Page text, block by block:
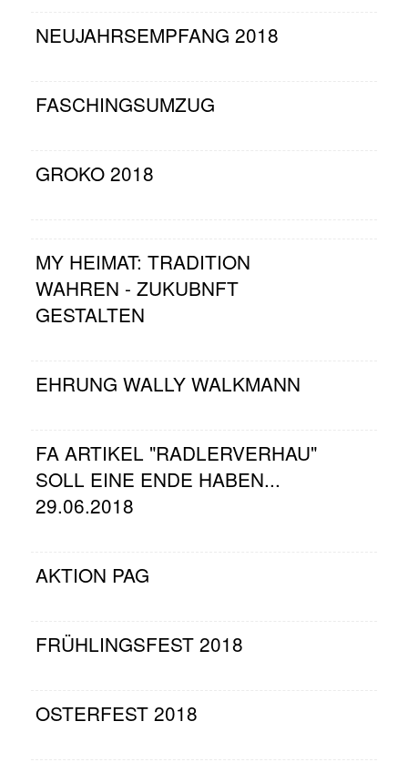
NEUJAHRSEMPFANG 2018
FASCHINGSUMZUG
GROKO 2018
MY HEIMAT: TRADITION
WAHREN - ZUKUBNFT
GESTALTEN
EHRUNG WALLY WALKMANN
FA ARTIKEL "RADLERVERHAU"
SOLL EINE ENDE HABEN...
29.06.2018
AKTION PAG
FRÜHLINGSFEST 2018
OSTERFEST 2018